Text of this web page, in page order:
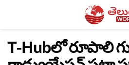
T-Hubలో రూపాలి